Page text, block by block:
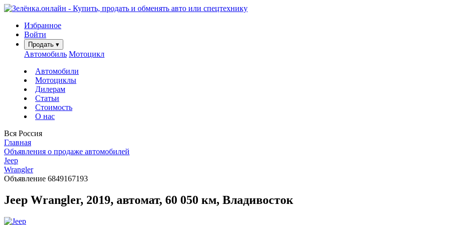
Избранное
Войти
Продать ▾
Автомобиль Мотоцикл
Автомобили
Мотоциклы
Дилерам
Статьи
Стоимость
О нас
Вся Россия
Главная
Объявления о продаже автомобилей
Jeep
Wrangler
Объявление 6849167193
Jeep Wrangler, 2019, автомат, 60 050 км, Владивосток